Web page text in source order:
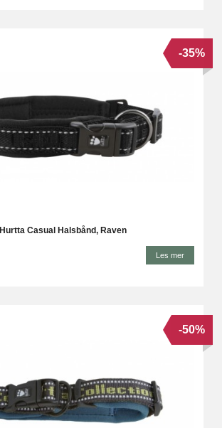
Hurtta Casual Halsbånd, Raven
-35%
Les mer
-50%